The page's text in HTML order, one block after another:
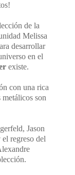
de la
Melissa
desarrollar
en el
existe.
con una rica
son
Jason
regreso del